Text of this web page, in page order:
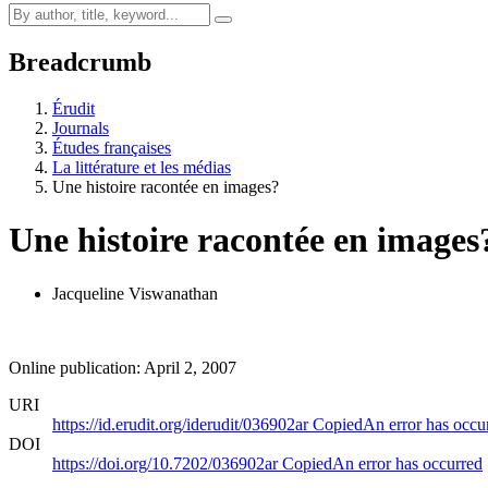
Breadcrumb
Érudit
Journals
Études françaises
La littérature et les médias
Une histoire racontée en images?
Une histoire racontée en
Jacqueline Viswanathan
Online publication: April 2, 2007
URI
https://id.erudit.org/iderudit/036902arCopiedAn error has
DOI
https://doi.org/10.7202/036902arCopiedAn error has occurred